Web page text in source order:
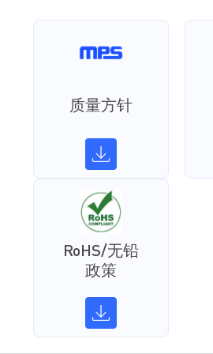
质量方针
RoHS/无铅
政策